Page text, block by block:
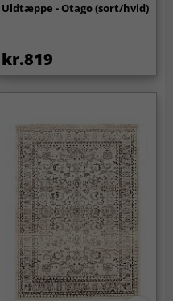
Uldtæppe - Otago (sort/hvid)
kr.819